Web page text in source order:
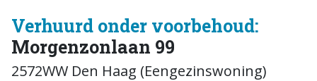
Verhuurd onder voorbehoud:
Morgenzonlaan 99
2572WW Den Haag (Eengezinswoning)